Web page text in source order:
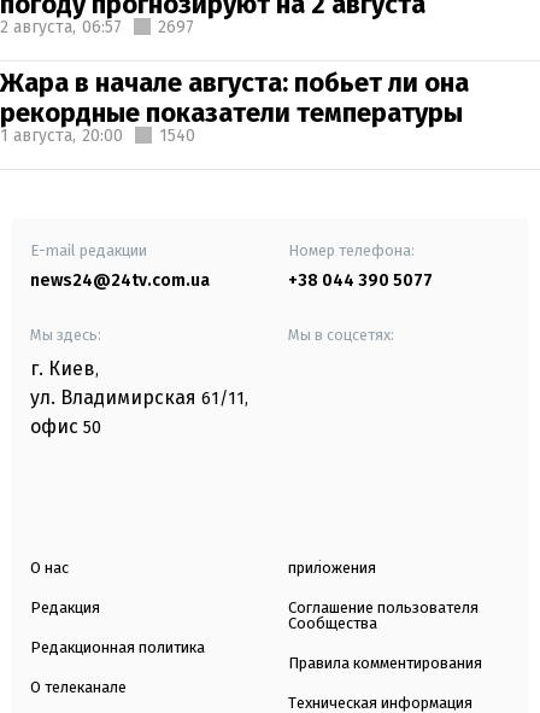
2 августа, 06:57 2697
Жара в начале августа: побьет ли она
рекордные показатели температуры
1 августа, 20:00 1540
E-mail редакции
news24@24tv.com.ua
Номер телефона:
+38 044 390 5077
Мы здесь:
г. Киев,
ул. Владимирская 61/11,
офис 50
Мы в соцсетях:
О нас
Редакция
Редакционная политика
О телеканале
приложения
Соглашение пользователя
Сообщества
Правила комментирования
Техническая информация